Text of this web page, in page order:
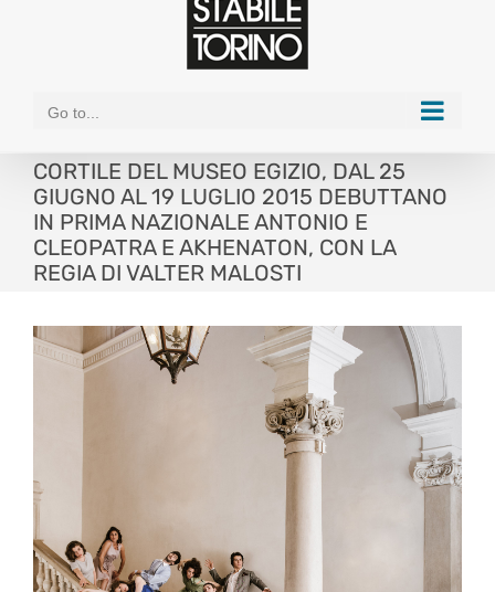
Go to...
CORTILE DEL MUSEO EGIZIO, DAL 25
GIUGNO AL 19 LUGLIO 2015 DEBUTTANO
IN PRIMA NAZIONALE ANTONIO E
CLEOPATRA E AKHENATON, CON LA
REGIA DI VALTER MALOSTI